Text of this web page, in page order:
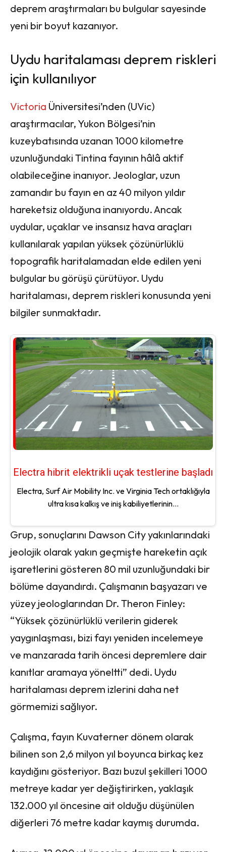
deprem araştırmaları bu bulgular sayesinde
yeni bir boyut kazanıyor.
Uydu haritalaması deprem riskleri
için kullanılıyor
Victoria Üniversitesi’nden (UVic)
araştırmacılar, Yukon Bölgesi’nin
kuzeybatısında uzanan 1000 kilometre
uzunluğundaki Tintina fayının hâlâ aktif
olabileceğine inanıyor. Jeologlar, uzun
zamandır bu fayın en az 40 milyon yıldır
hareketsiz olduğuna inanıyordu. Ancak
uydular, uçaklar ve insansız hava araçları
kullanılarak yapılan yüksek çözünürlüklü
topografik haritalamadan elde edilen yeni
bulgular bu görüşü çürütüyor. Uydu
haritalaması, deprem riskleri konusunda yeni
bilgiler sunmaktadır.
Electra hibrit elektrikli uçak testlerine başladı
Electra, Surf Air Mobility Inc. ve Virginia Tech ortaklığıyla
ultra kısa kalkış ve iniş kabiliyetlerinin...
Grup, sonuçlarını Dawson City yakınlarındaki
jeolojik olarak yakın geçmişte hareketin açık
işaretlerini gösteren 80 mil uzunluğundaki bir
bölüme dayandırdı. Çalışmanın başyazarı ve
yüzey jeologlarından Dr. Theron Finley:
“Yüksek çözünürlüklü verilerin giderek
yaygınlaşması, bizi fayı yeniden incelemeye
ve manzarada tarih öncesi depremlere dair
kanıtlar aramaya yöneltti” dedi. Uydu
haritalaması deprem izlerini daha net
görmemizi sağlıyor.
Çalışma, fayın Kuvaterner dönem olarak
bilinen son 2,6 milyon yıl boyunca birkaç kez
kaydığını gösteriyor. Bazı buzul şekilleri 1000
metreye kadar yer değiştirirken, yaklaşık
132.000 yıl öncesine ait olduğu düşünülen
diğerleri 76 metre kadar kaymış durumda.